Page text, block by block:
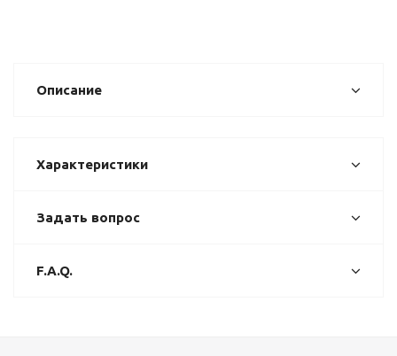
Описание
Характеристики
Задать вопрос
F.A.Q.